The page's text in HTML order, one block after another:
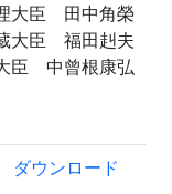
大臣 田中角榮
大臣 福田赳夫
臣 中曾根康弘
ダウンロード